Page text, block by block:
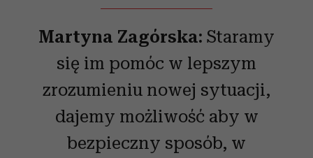
Martyna Zagórska: Staramy
się im pomóc w lepszym
zrozumieniu nowej sytuacji,
dajemy możliwość aby w
bezpieczny sposób, w